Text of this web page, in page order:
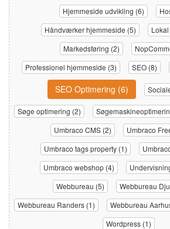
Hjemmeside udvikling (6)
Håndværker hjemmeside (5)
Markedsføring (2)
Professionel hjemmeside (3)
SEO (8)
SEO Optimering (6)
Søge optimering (2)
Umbraco CMS (2)
Umbraco
Umbraco tags property (1)
Umbraco webshop (4)
Webbureau (5)
Webbureau
Webbureau Randers (1)
Webbureau
Wordpress (1)